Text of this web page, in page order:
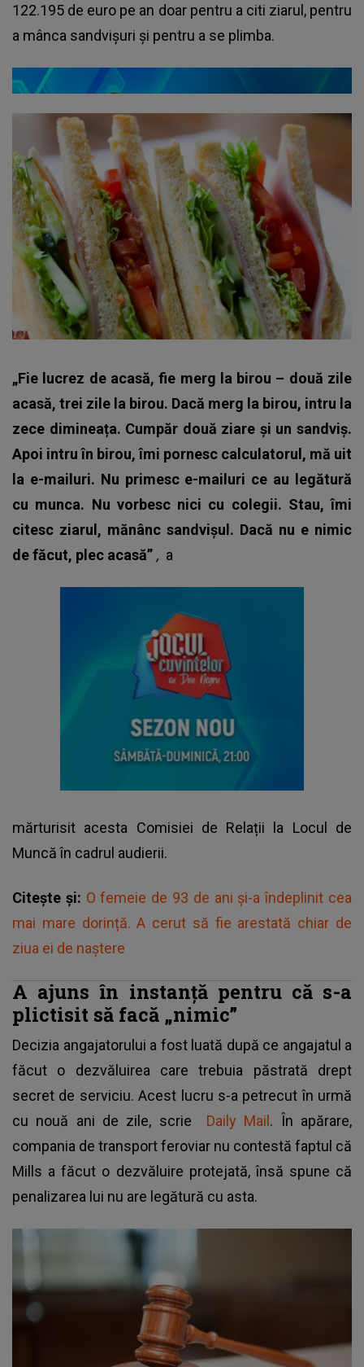
122.195 de euro pe an doar pentru a citi ziarul, pentru
a mânca sandvișuri și pentru a se plimba.
„Fie lucrez de acasă, fie merg la birou – două zile
acasă, trei zile la birou. Dacă merg la birou, intru la
zece dimineața. Cumpăr două ziare și un sandviș.
Apoi intru în birou, îmi pornesc calculatorul, mă uit
la e-mailuri. Nu primesc e-mailuri ce au legătură
cu munca. Nu vorbesc nici cu colegii. Stau, îmi
citesc ziarul, mănânc sandvișul. Dacă nu e nimic
de făcut, plec acasă” , a
mărturisit acesta Comisiei de Relații la Locul de
Muncă în cadrul audierii.
Citește și: O femeie de 93 de ani și-a îndeplinit cea
mai mare dorință. A cerut să fie arestată chiar de
ziua ei de naștere
A ajuns în instanță pentru că s-a
plictisit să facă „nimic”
Decizia angajatorului a fost luată după ce angajatul a
făcut o dezvăluirea care trebuia păstrată drept
secret de serviciu. Acest lucru s-a petrecut în urmă
cu nouă ani de zile, scrie Daily Mail . În apărare,
compania de transport feroviar nu contestă faptul că
Mills a făcut o dezvăluire protejată, însă spune că
penalizarea lui nu are legătură cu asta.